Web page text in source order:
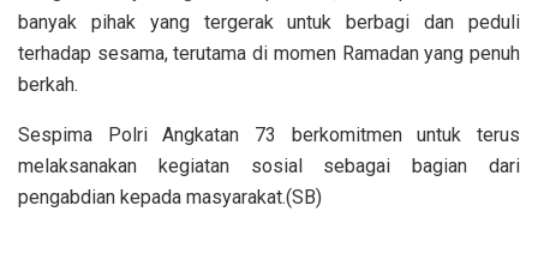
banyak pihak yang tergerak untuk berbagi dan peduli
terhadap sesama, terutama di momen Ramadan yang penuh
berkah.
Sespima Polri Angkatan 73 berkomitmen untuk terus
melaksanakan kegiatan sosial sebagai bagian dari
pengabdian kepada masyarakat.(SB)